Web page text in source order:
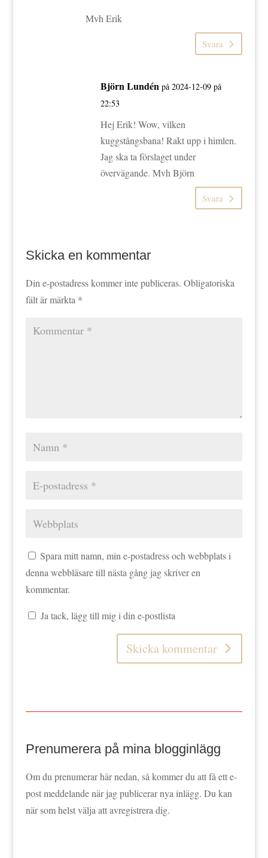
Mvh Erik
Svara
Björn Lundén på 2024-12-09 på
22:53
Hej Erik! Wow, vilken
kuggstångsbana! Rakt upp i himlen.
Jag ska ta förslaget under
övervägande. Mvh Björn
Svara
Skicka en kommentar
Din e-postadress kommer inte publiceras. Obligatoriska
fält är märkta *
Spara mitt namn, min e-postadress och webbplats i
denna webbläsare till nästa gång jag skriver en
kommentar.
Ja tack, lägg till mig i din e-postlista
Skicka kommentar
Prenumerera på mina blogginlägg
Om du prenumerar här nedan, så kommer du att få ett e-
post meddelande när jag publicerar nya inlägg. Du kan
när som helst välja att avregistrera dig.